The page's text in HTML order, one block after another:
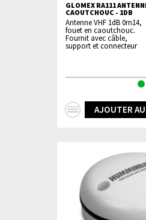
GLOMEX RA111
CAOUTCHOUC - 1DB
Antenne VHF 1dB 0m14,
fouet en caoutchouc.
Fournit avec câble,
support et connecteur
AJOUTER